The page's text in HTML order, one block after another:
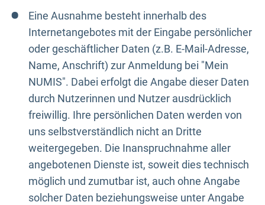
Eine Ausnahme besteht innerhalb des
Internetangebotes mit der Eingabe persönlicher
oder geschäftlicher Daten (z.B. E-Mail-Adresse,
Name, Anschrift) zur Anmeldung bei "Mein
NUMIS". Dabei erfolgt die Angabe dieser Daten
durch Nutzerinnen und Nutzer ausdrücklich
freiwillig. Ihre persönlichen Daten werden von
uns selbstverständlich nicht an Dritte
weitergegeben. Die Inanspruchnahme aller
angebotenen Dienste ist, soweit dies technisch
möglich und zumutbar ist, auch ohne Angabe
solcher Daten beziehungsweise unter Angabe